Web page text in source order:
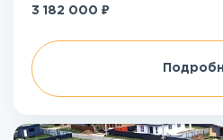
3 182 000 ₽